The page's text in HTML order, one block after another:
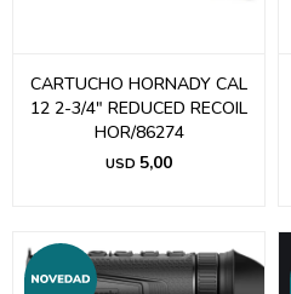
CARTUCHO HORNADY CAL
12 2-3/4" REDUCED RECOIL
HOR/86274
USD 5,00